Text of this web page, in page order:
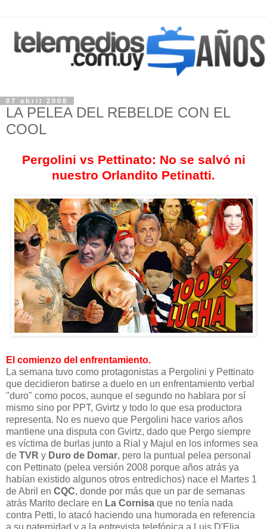
07 abril 2008
LA PELEA DEL REBELDE CON EL
COOL
Pergolini vs Pettinato: No se salvó ni
nuestro Orlandito Petinatti.
El comienzo del enfrentamiento.
La semana tuvo como protagonistas a Pergolini y Pettinato
que decidieron batirse a duelo en un enfrentamiento verbal
"duro" como pocos, aunque el segundo no hablara por sí
mismo sino por PPT, Gvirtz y todo lo que esa productora
representa. No es nuevo que Pergolini hace varios años
mantiene una disputa con Gvirtz, dado que Pergo siempre
es víctima de burlas junto a Rial y Majul en los informes sea
de TVR y Duro de Domar, pero la puntual pelea personal
con Pettinato (pelea versión 2008 porque años atrás ya
habían existido algunos otros entredichos) nace el Martes 1
de Abril en CQC, donde por más que un par de semanas
atrás Marito declare en La Cornisa que no tenía nada
contra Petti, lo atacó haciendo una humorada en referencia
a su paternidad y a la entrevista telefónica a Luis D'Elia